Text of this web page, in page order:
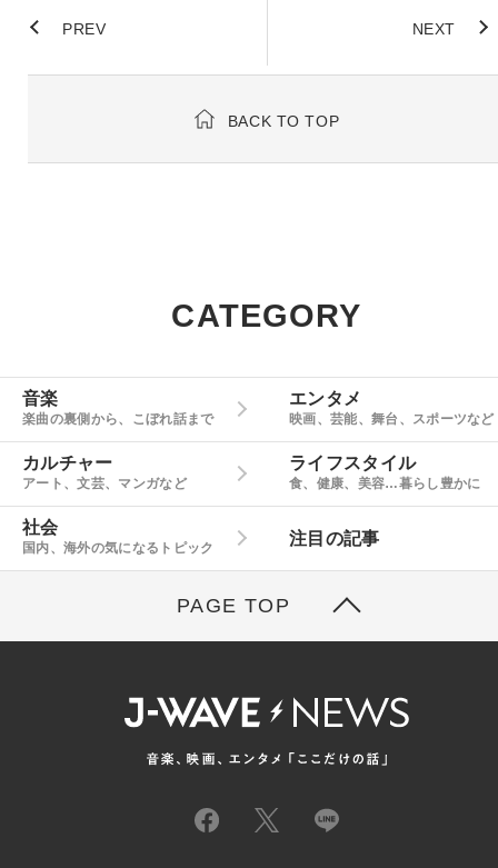
PREV NEXT
BACK TO TOP
CATEGORY
音楽
楽曲の裏側から、こぼれ話まで
エンタメ
映画、芸能、舞台、スポーツなど
カルチャー
アート、文芸、マンガなど
ライフスタイル
食、健康、美容…暮らし豊かに
社会
国内、海外の気になるトピック
注目の記事
PAGE TOP